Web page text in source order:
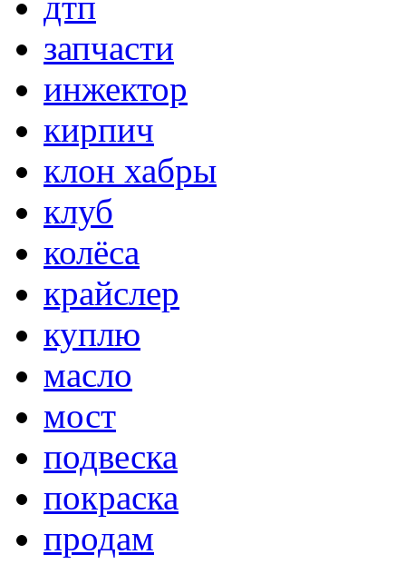
запчасти
инжектор
кирпич
клон хабры
клуб
колёса
крайслер
куплю
масло
мост
подвеска
покраска
продам